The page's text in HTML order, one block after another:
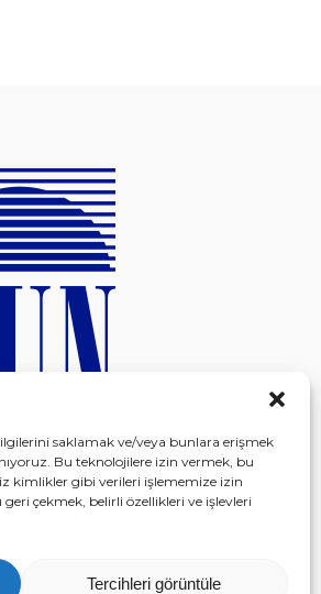
saklamak ve/veya bunlara erişmek
Bu teknolojilere izin vermek, bu
kimlikler gibi verileri işlememize izin
çekmek, belirli özellikleri ve işlevleri
Tercihleri görüntüle